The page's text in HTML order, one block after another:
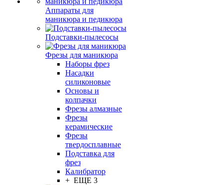
Аппараты для
маникюра и педикюра
Подставки-пылесосы
Фрезы для маникюра
Наборы фрез
Насадки
силиконовые
Основы и
колпачки
Фрезы алмазные
Фрезы
керамические
Фрезы
твердосплавные
Подставка для
фрез
Калибратор
+ ЕЩЕ 3